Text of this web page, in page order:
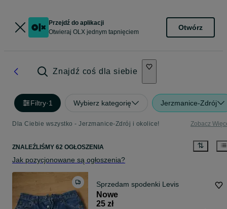
Przejdź do aplikacji
Otwieraj OLX jednym tapnięciem
Otwórz
Znajdź coś dla siebie
Filtry·1 Wybierz kategorię Jerzmanice-Zdrój
Dla Ciebie wszystko - Jerzmanice-Zdrój i okolice! Zobacz
ZNALEŹLIŚMY 62 OGŁOSZENIA
Jak pozycjonowane są ogłoszenia?
Sprzedam spodenki Levis
Nowe
25 zł